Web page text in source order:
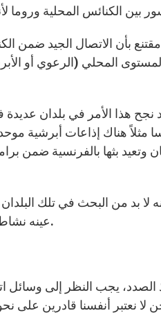
مقتنع بأن الاتصال الجيد ضمن
المحلي (الرعوي أو
نجح هذا الأمر في بلدان عديدة
مثلاً هناك إذاعات أبرشية
وتعيد بثها بالفرنسية ضمن
لا بد من البحث في تلك
عينه نشاط الاتصالات المحلية والبعد العالمي الذي يعطي معنى شمولية الكنيسة جمعاء ووحدتها.
يجب النظر إلى وسائل
لا نعتبر أنفسنا قادرين على